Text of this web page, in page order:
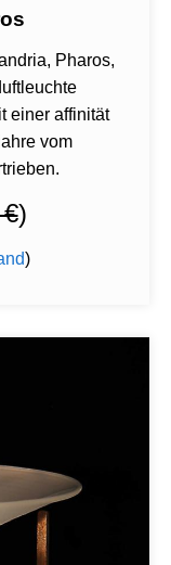
Pharos,
einer affinität
vom
)
)